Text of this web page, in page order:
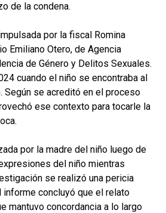
de la condena.
por la fiscal Romina
Emiliano Otero, de Agencia
de Género y Delitos Sexuales.
cuando el niño se encontraba al
Según se acreditó en el proceso
ese contexto para tocarle la
por la madre del niño luego de
del niño mientras
se realizó una pericia
informe concluyó que el relato
mantuvo concordancia a lo largo